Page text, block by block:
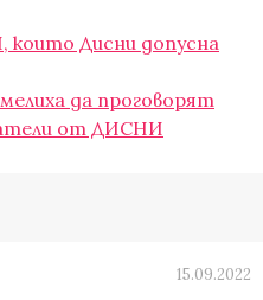
които Дисни допусна
да проговорят
от ДИСНИ
15.09.2022